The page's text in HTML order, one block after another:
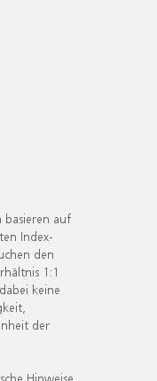
basieren auf
Index-
den
1:1
keine
der